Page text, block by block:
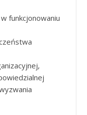
funkcjonowaniu